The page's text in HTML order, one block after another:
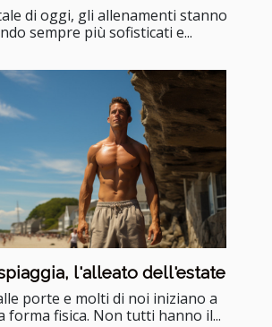
di oggi, gli allenamenti stanno
sempre più sofisticati e...
l'alleato dell'estate
porte e molti di noi iniziano a
forma fisica. Non tutti hanno il...